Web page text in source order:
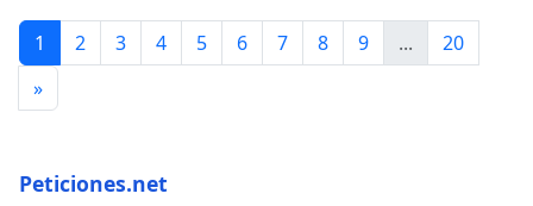
1 2 3 4 5 6 7 8 9 ...
20
»
Peticiones.net